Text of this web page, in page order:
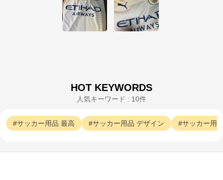
HOT KEYWORDS
人気キーワード : 10件
サッカー用品 最高 サッカー用品 デザイン サッカー用
サッカーショップKAMOからのコメント